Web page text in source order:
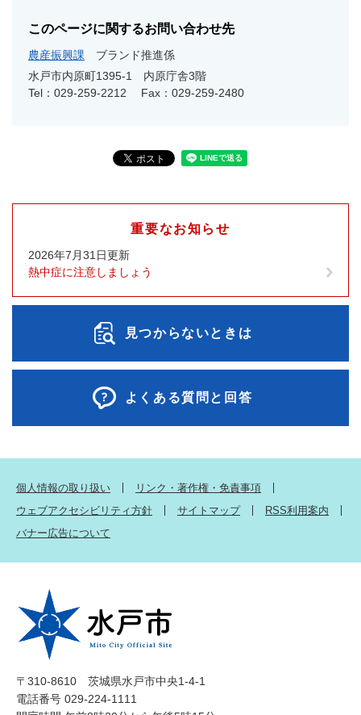
このページに関するお問い合わせ先
農産振興課
ブランド推進係
水戸市内原町1395-1 内原庁舎3階
Tel：029-259-2212
Fax：029-259-2480
重要なお知らせ
2026年7月31日更新
熱中症に注意しましょう
見つからないときは
よくある質問と回答
個人情報の取り扱い
リンク・著作権・免責事項
ウェブアクセシビリティ方針
サイトマップ
RSS利用案内
バナー広告について
〒310-8610 茨城県水戸市中央1-4-1
電話番号 029-224-1111